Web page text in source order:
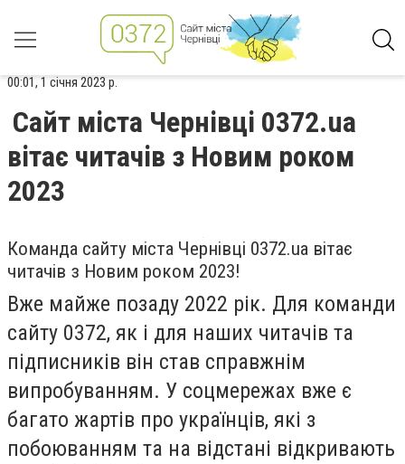
00:01, 1 січня 2023 р.
Сайт міста Чернівці 0372.ua
вітає читачів з Новим роком
2023
Команда сайту міста Чернівці 0372.ua вітає
читачів з Новим роком 2023!
Вже майже позаду 2022 рік. Для команди
сайту 0372, як і для наших читачів та
підписників він став справжнім
випробуванням. У соцмережах вже є
багато жартів про українців, які з
побоюванням та на відстані відкривають